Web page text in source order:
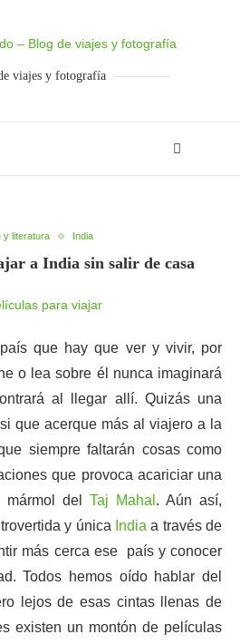
viajes y fotografía
y literatura India
a India sin salir de casa
que hay que ver y vivir, por
o lea sobre él nunca imaginará
al llegar allí. Quizás una
que acerque más al viajero a la
siempre faltarán cosas como
que provoca acariciar una
del Taj Mahal . Aún así,
y única India a través de
más cerca ese país y conocer
Todos hemos oído hablar del
lejos de esas cintas llenas de
existen un montón de películas